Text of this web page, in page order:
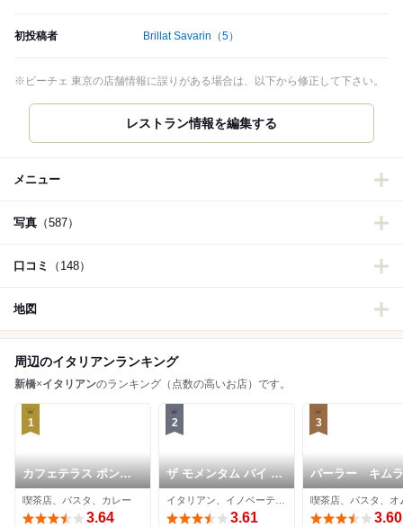
初投稿者 Brillat Savarin （5）
※ビーチェ 東京の店舗情報に誤りがある場合は、以下から修正して下さい。
レストラン情報を編集する
メニュー
写真 （587）
口コミ （148）
地図
周辺のイタリアンランキング
新橋×イタリアンのランキング（点数の高いお店）です。
1
カフェテラス ポンヌ
フ
喫茶店、パスタ、カレー
3.64
2
ザ モメンタム バイ ポ
ルシェ
3.61
3
パーラー キム
3.60